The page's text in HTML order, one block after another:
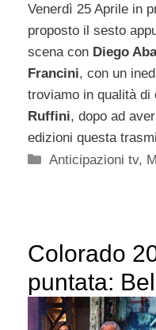
Venerdì 25 Aprile in
proposto il sesto
scena con Diego
Francini, con un
troviamo in qualità di
Ruffini, dopo ad
edizioni questa
Categorie
Anticipazioni tv,
Colorado
puntata: